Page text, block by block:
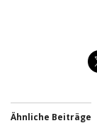
Ähnliche Beiträge